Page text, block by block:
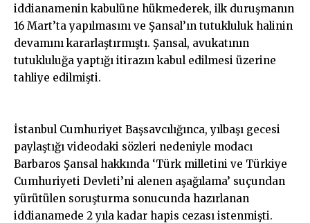
iddianamenin kabulüne hükmederek, ilk duruşmanın
16 Mart’ta yapılmasını ve Şansal’ın tutukluluk halinin
devamını kararlaştırmıştı. Şansal, avukatının
tutukluluğa yaptığı itirazın kabul edilmesi üzerine
tahliye edilmişti.
İstanbul Cumhuriyet Başsavcılığınca, yılbaşı gecesi
paylaştığı videodaki sözleri nedeniyle modacı
Barbaros Şansal hakkında ‘Türk milletini ve Türkiye
Cumhuriyeti Devleti’ni alenen aşağılama’ suçundan
yürütülen soruşturma sonucunda hazırlanan
iddianamede 2 yıla kadar hapis cezası istenmişti.